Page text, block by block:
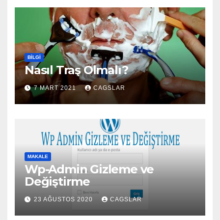
BILGI
Nasıl Traş Olmalı?
7 MART 2021 CAGSLAR
MAKALE
Wp-Admin Gizleme ve
Değiştirme
23 AĞUSTOS 2020 CAGSLAR